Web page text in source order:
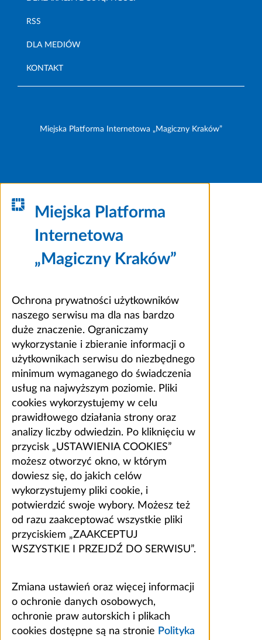
RSS
DLA MEDIÓW
KONTAKT
Miejska Platforma Internetowa „Magiczny Kraków”
Miejska Platforma
Internetowa
„Magiczny Kraków”
Ochrona prywatności użytkowników
naszego serwisu ma dla nas bardzo
duże znaczenie. Ograniczamy
wykorzystanie i zbieranie informacji o
użytkownikach serwisu do niezbędnego
minimum wymaganego do świadczenia
usług na najwyższym poziomie. Pliki
cookies wykorzystujemy w celu
prawidłowego działania strony oraz
analizy liczby odwiedzin. Po kliknięciu w
przycisk „USTAWIENIA COOKIES”
możesz otworzyć okno, w którym
dowiesz się, do jakich celów
wykorzystujemy pliki cookie, i
potwierdzić swoje wybory. Możesz też
od razu zaakceptować wszystkie pliki
przyciskiem „ZAAKCEPTUJ
WSZYSTKIE I PRZEJDŹ DO SERWISU”.
Zmiana ustawień oraz więcej informacji
o ochronie danych osobowych,
ochronie praw autorskich i plikach
cookies dostępne są na stronie Polityka